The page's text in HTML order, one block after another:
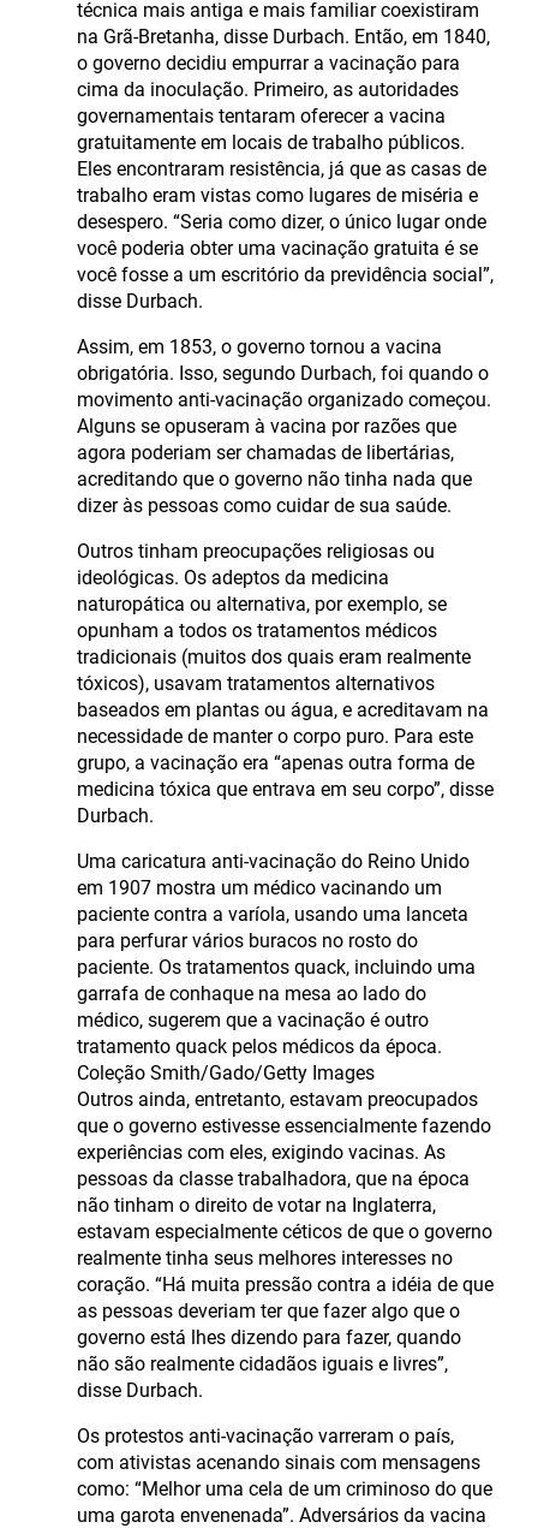
técnica mais antiga e mais familiar coexistiram
na Grã-Bretanha, disse Durbach. Então, em 1840,
o governo decidiu empurrar a vacinação para
cima da inoculação. Primeiro, as autoridades
governamentais tentaram oferecer a vacina
gratuitamente em locais de trabalho públicos.
Eles encontraram resistência, já que as casas de
trabalho eram vistas como lugares de miséria e
desespero. “Seria como dizer, o único lugar onde
você poderia obter uma vacinação gratuita é se
você fosse a um escritório da previdência social”,
disse Durbach.
Assim, em 1853, o governo tornou a vacina
obrigatória. Isso, segundo Durbach, foi quando o
movimento anti-vacinação organizado começou.
Alguns se opuseram à vacina por razões que
agora poderiam ser chamadas de libertárias,
acreditando que o governo não tinha nada que
dizer às pessoas como cuidar de sua saúde.
Outros tinham preocupações religiosas ou
ideológicas. Os adeptos da medicina
naturopática ou alternativa, por exemplo, se
opunham a todos os tratamentos médicos
tradicionais (muitos dos quais eram realmente
tóxicos), usavam tratamentos alternativos
baseados em plantas ou água, e acreditavam na
necessidade de manter o corpo puro. Para este
grupo, a vacinação era “apenas outra forma de
medicina tóxica que entrava em seu corpo”, disse
Durbach.
Uma caricatura anti-vacinação do Reino Unido
em 1907 mostra um médico vacinando um
paciente contra a varíola, usando uma lanceta
para perfurar vários buracos no rosto do
paciente. Os tratamentos quack, incluindo uma
garrafa de conhaque na mesa ao lado do
médico, sugerem que a vacinação é outro
tratamento quack pelos médicos da época.
Coleção Smith/Gado/Getty Images
Outros ainda, entretanto, estavam preocupados
que o governo estivesse essencialmente fazendo
experiências com eles, exigindo vacinas. As
pessoas da classe trabalhadora, que na época
não tinham o direito de votar na Inglaterra,
estavam especialmente céticos de que o governo
realmente tinha seus melhores interesses no
coração. “Há muita pressão contra a idéia de que
as pessoas deveriam ter que fazer algo que o
governo está lhes dizendo para fazer, quando
não são realmente cidadãos iguais e livres”,
disse Durbach.
Os protestos anti-vacinação varreram o país,
com ativistas acenando sinais com mensagens
como: “Melhor uma cela de um criminoso do que
uma garota envenenada”. Adversários da vacina